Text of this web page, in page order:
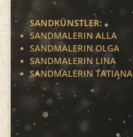
SANDKÜNSTLER:
SANDMALERIN ALLA
SANDMALERIN OLGA
SANDMALERIN LINA
SANDMALERIN TATIANA